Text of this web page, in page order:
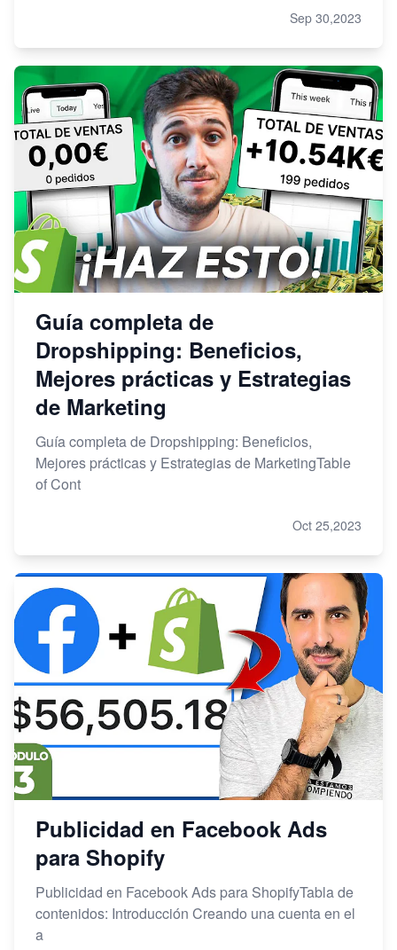
Sep 30,2023
Guía completa de
Dropshipping: Beneficios,
Mejores prácticas y Estrategias
de Marketing
Guía completa de Dropshipping: Beneficios,
Mejores prácticas y Estrategias de MarketingTable
of Cont
Oct 25,2023
Publicidad en Facebook Ads
para Shopify
Publicidad en Facebook Ads para ShopifyTabla de
contenidos: Introducción Creando una cuenta en el
a